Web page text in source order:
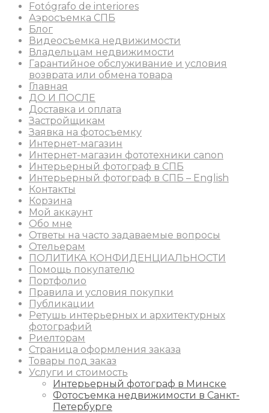
Fotógrafo de interiores
Аэросъемка СПБ
Блог
Видеосъемка недвижимости
Владельцам недвижимости
Гарантийное обслуживание и условия
возврата или обмена товара
Главная
ДО И ПОСЛЕ
Доставка и оплата
Застройщикам
Заявка на фотосъемку
Интернет-магазин
Интернет-магазин фототехники canon
Интерьерный фотограф в СПБ
Интерьерный фотограф в СПБ – English
Контакты
Корзина
Мой аккаунт
Обо мне
Ответы на часто задаваемые вопросы
Отельерам
ПОЛИТИКА КОНФИДЕНЦИАЛЬНОСТИ
Помощь покупателю
Портфолио
Правила и условия покупки
Публикации
Ретушь интерьерных и архитектурных
фотографий
Риелторам
Страница оформления заказа
Товары под заказ
Услуги и стоимость
Интерьерный фотограф в Минске
Фотосъемка недвижимости в Санкт-
Петербурге